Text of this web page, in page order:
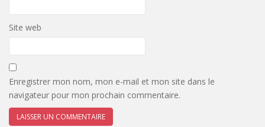
Site web
Enregistrer mon nom, mon e-mail et mon site dans le
navigateur pour mon prochain commentaire.